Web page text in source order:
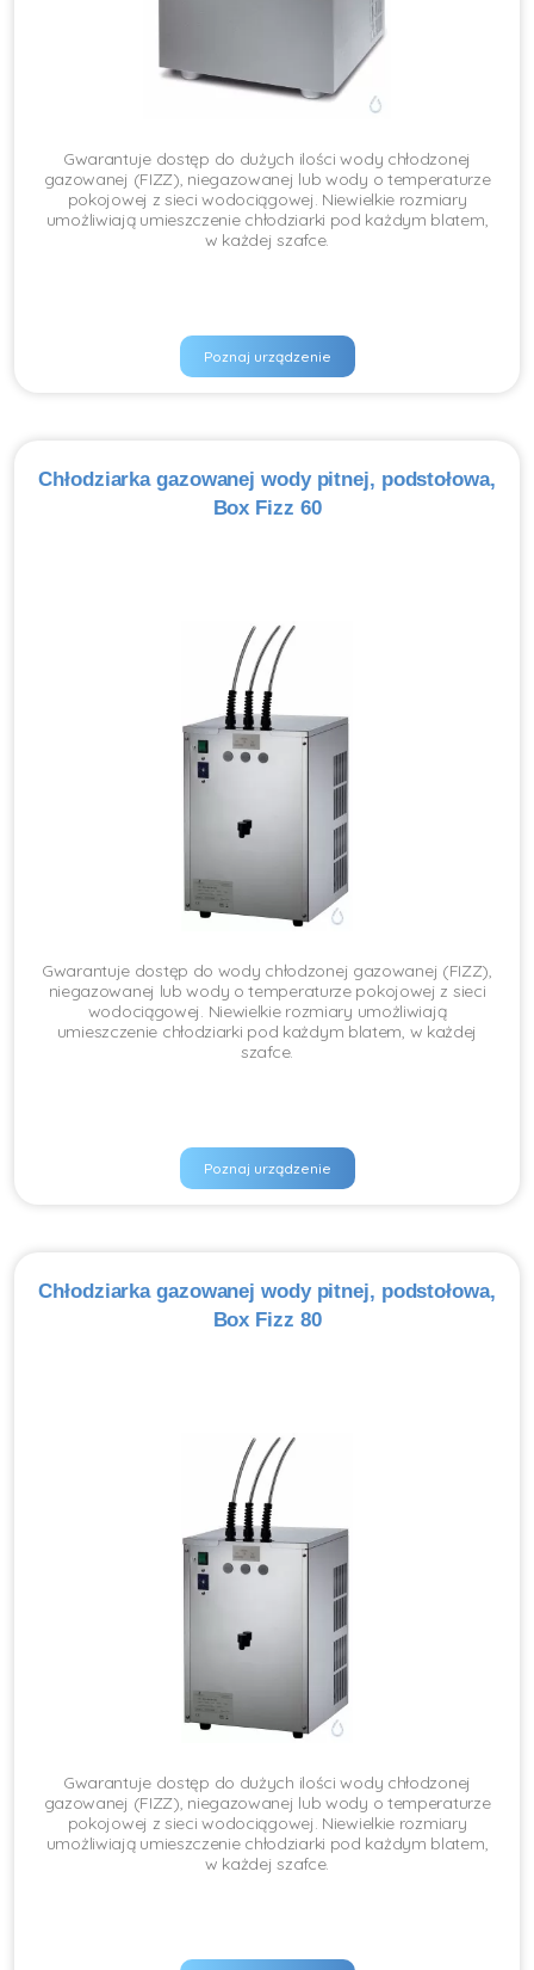
Gwarantuje dostęp do dużych ilości wody chłodzonej
gazowanej (FIZZ), niegazowanej lub wody o temperaturze
pokojowej z sieci wodociągowej. Niewielkie rozmiary
umożliwiają umieszczenie chłodziarki pod każdym blatem,
w każdej szafce.
Poznaj urządzenie
Chłodziarka gazowanej wody pitnej, podstołowa,
Box Fizz 60
Gwarantuje dostęp do wody chłodzonej gazowanej (FIZZ),
niegazowanej lub wody o temperaturze pokojowej z sieci
wodociągowej. Niewielkie rozmiary umożliwiają
umieszczenie chłodziarki pod każdym blatem, w każdej
szafce.
Poznaj urządzenie
Chłodziarka gazowanej wody pitnej, podstołowa,
Box Fizz 80
Gwarantuje dostęp do dużych ilości wody chłodzonej
gazowanej (FIZZ), niegazowanej lub wody o temperaturze
pokojowej z sieci wodociągowej. Niewielkie rozmiary
umożliwiają umieszczenie chłodziarki pod każdym blatem,
w każdej szafce.